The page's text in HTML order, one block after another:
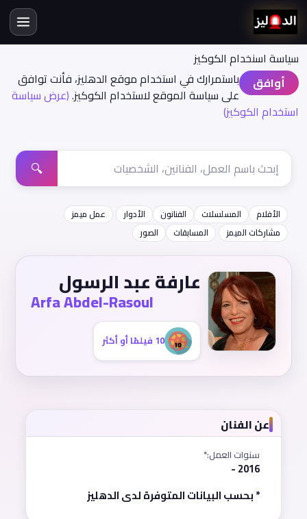
سياسة اسنخدام الكوكيز
أوافق
باستمرارك في استخدام موقع الدهليز، فأنت توافق
على سياسة الموقع لاستخدام الكوكيز.(عرض سياسة
استخدام الكوكيز)
🔍
الأفلام المسلسلات الفنانون الأدوار
عمل ميمز
مشاركات الميمز
المسابقات الصور
عارفة عبد الرسول
Arfa Abdel-Rasoul
10 فيلمًا أو أكثر
عن الفنان
سنوات العمل:*
2016 -
* بحسب البيانات المتوفرة لدى الدهليز